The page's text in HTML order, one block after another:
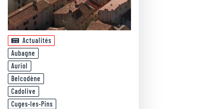
Actualités
Aubagne
Auriol
Belcodène
Cadolive
Cuges-les-Pins